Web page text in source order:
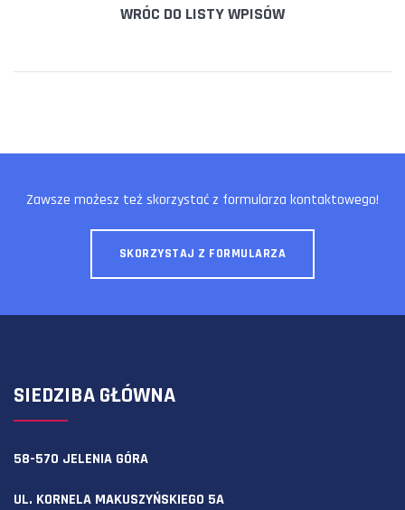
WRÓC DO LISTY WPISÓW
Zawsze możesz też skorzystać z formularza kontaktowego!
SKORZYSTAJ Z FORMULARZA
SIEDZIBA GŁÓWNA
58-570 JELENIA GÓRA
UL. KORNELA MAKUSZYŃSKIEGO 5A